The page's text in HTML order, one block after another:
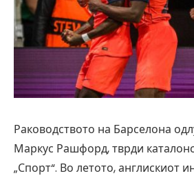
Раководството на Барселона
Маркус Рашфорд, тврди
„Спорт“. Во летото, англискиот